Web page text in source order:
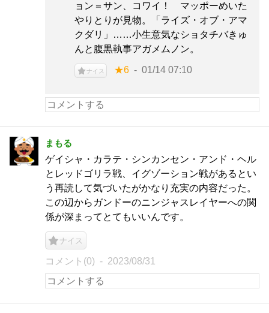
ョン＝サン、コワイ！ マッポーめいた
やりとりが見物。「ライズ・オブ・アマ
クダリ」……小生意気なショタチバきゅ
んと腹黒執事アガメムノン。
ナイス ★6 01/14 07:10
まもる
ゲイシャ・カラテ・シンカンセン・アンド・ヘル
とレッドゴリラ戦、イグゾーション戦があるとい
う再読して気づいたがかなり充実の内容だった。
この辺からガンドーのニンジャスレイヤーへの関
係が深まってとてもいいんです。
ナイス
コメント(0) 2023/08/31